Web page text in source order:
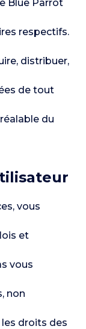
Blue Parrot
respectifs.
distribuer,
de tout
du
vous
et
vous
non
droits des